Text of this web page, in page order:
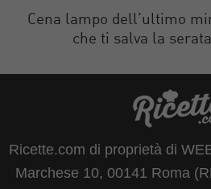
Cena lampo dell’ultimo
che ti salva la
Ricette.com di proprietà di
Marchese 10, 00141 Roma